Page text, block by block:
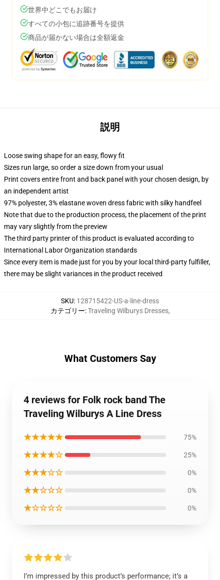
世界中どこでもお届け
すべての小包に追跡番号を提供
商品が届かない場合は全額返金
説明
Loose swing shape for an easy, flowy fit
Sizes run large, so order a size down from your usual
Print covers entire front and back panel with your chosen design, by
an independent artist
97% polyester, 3% elastane woven dress fabric with silky handfeel
Note that due to the production process, the placement of the print
may vary slightly from the preview
The third party printer of this product is evaluated according to
International Labor Organization standards
Since every item is made just for you by your local third-party fulfiller,
there may be slight variances in the product received
SKU: 128715422-US-a-line-dress
カテゴリー:Traveling Wilburys Dresses,
What Customers Say
4 reviews for Folk rock band The
Traveling Wilburys A Line Dress
★★★★★ 75%
★★★★☆ 25%
★★★☆☆ 0%
★★☆☆☆ 0%
★☆☆☆☆ 0%
I’m impressed by this product’s performance; it’s a